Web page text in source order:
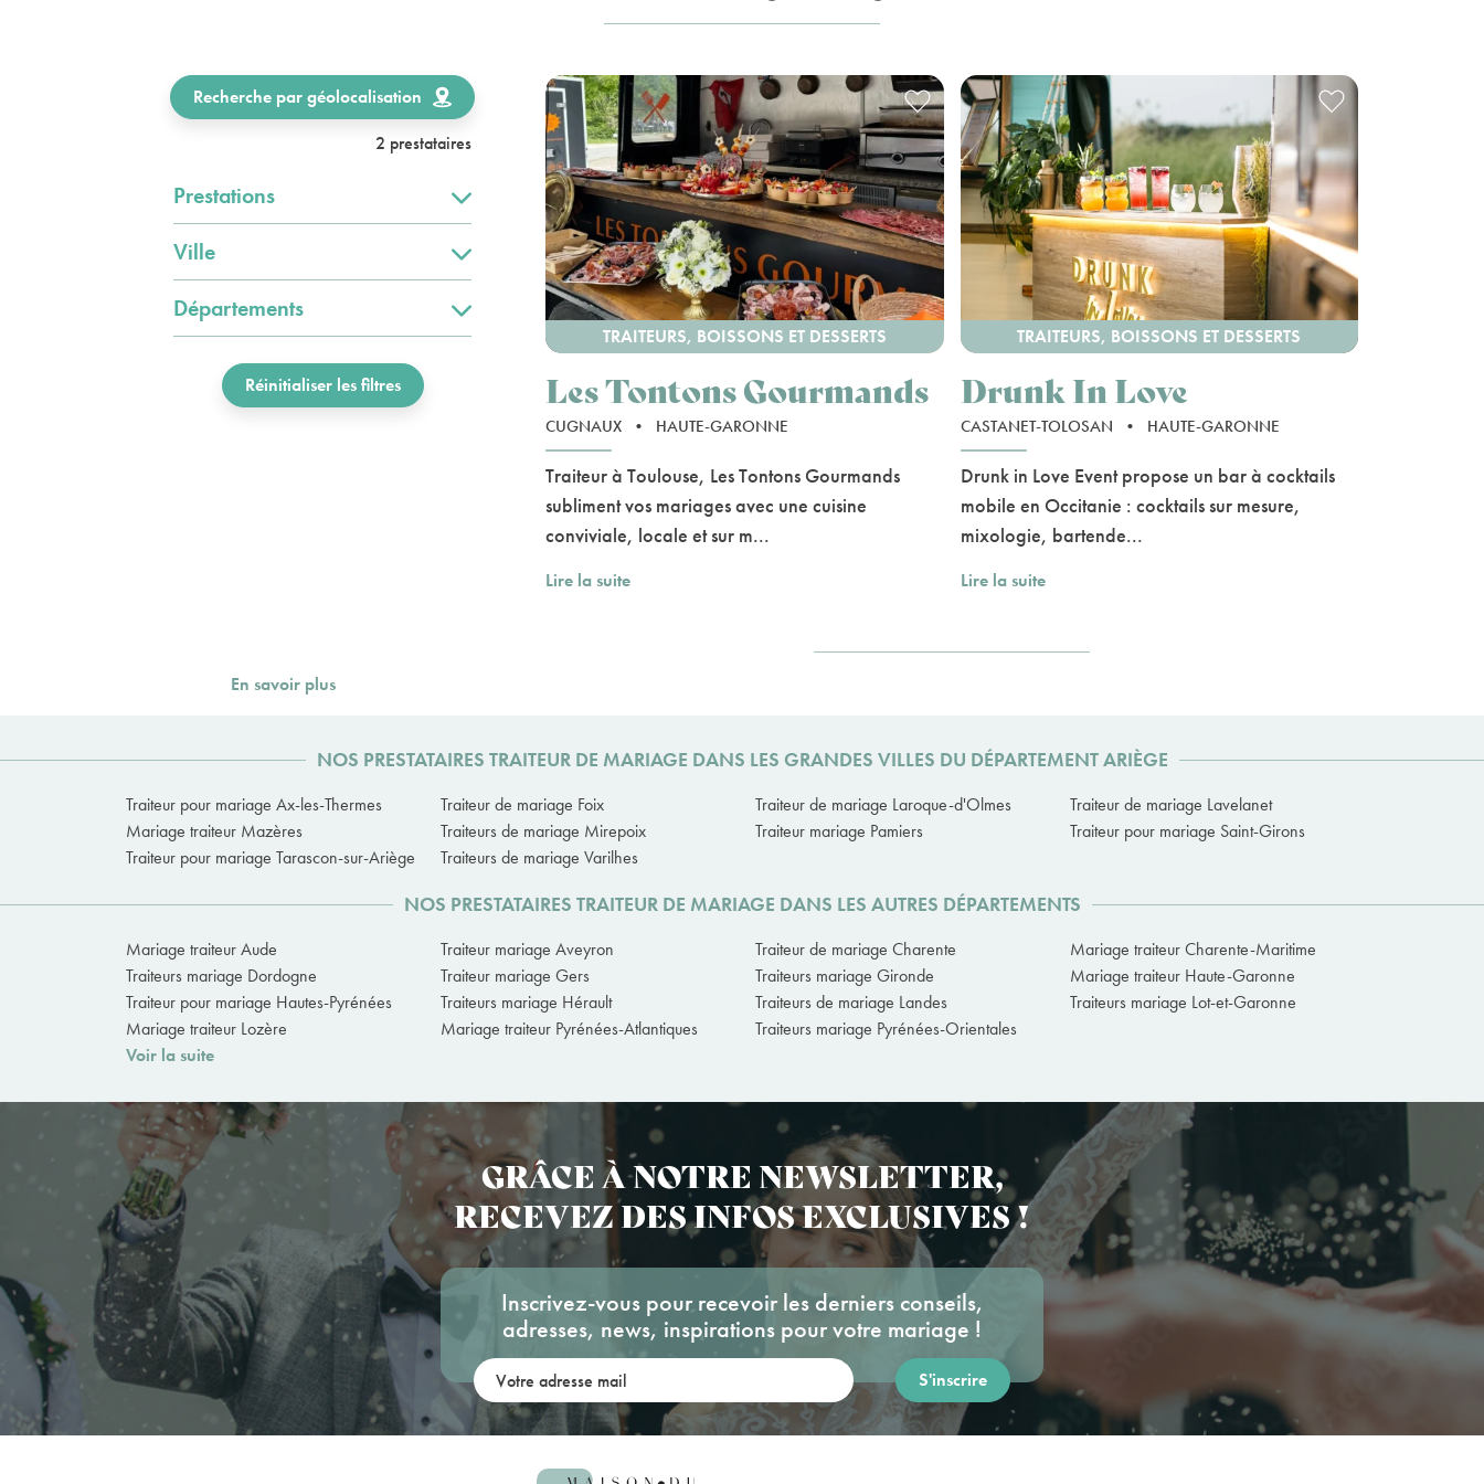
Recherche par géolocalisation
2 prestataires
Prestations
Ville
Départements
Réinitialiser les filtres
TRAITEURS, BOISSONS ET DESSERTS
Les Tontons Gourmands
CUGNAUX • HAUTE-GARONNE
Traiteur à Toulouse, Les Tontons Gourmands
subliment vos mariages avec une cuisine
conviviale, locale et sur m...
Lire la suite
TRAITEURS, BOISSONS ET DESSERTS
Drunk In Love
CASTANET-TOLOSAN • HAUTE-GARONNE
Drunk in Love Event propose un bar à cocktails
mobile en Occitanie : cocktails sur mesure,
mixologie, bartende...
Lire la suite
En savoir plus
NOS PRESTATAIRES TRAITEUR DE MARIAGE DANS LES GRANDES VILLES DU DÉPARTEMENT ARIÈGE
Traiteur pour mariage Ax-les-Thermes Traiteur de mariage Foix Traiteur de mariage Laroque-d'Olmes
Traiteur de mariage Lavelanet
Mariage traiteur Mazères
Traiteurs de mariage Mirepoix Traiteur mariage Pamiers
Traiteur pour mariage Saint-Girons
Traiteur pour mariage Tarascon-sur-Ariège
Traiteurs de mariage Varilhes
NOS PRESTATAIRES TRAITEUR DE MARIAGE DANS LES AUTRES DÉPARTEMENTS
Mariage traiteur Aude Traiteur mariage Aveyron Traiteur de mariage Charente
Mariage traiteur Charente-Maritime
Traiteurs mariage Dordogne
Traiteur mariage Gers Traiteurs mariage Gironde
Mariage traiteur Haute-Garonne
Traiteur pour mariage Hautes-Pyrénées
Traiteurs mariage Hérault Traiteurs de mariage Landes
Traiteurs mariage Lot-et-Garonne
Mariage traiteur Lozère
Mariage traiteur Pyrénées-Atlantiques
Traiteurs mariage Pyrénées-Orientales
Voir la suite
GRÂCE À NOTRE NEWSLETTER,
RECEVEZ DES INFOS EXCLUSIVES !
Inscrivez-vous pour recevoir les derniers conseils,
adresses, news, inspirations pour votre mariage !
Votre adresse mail: